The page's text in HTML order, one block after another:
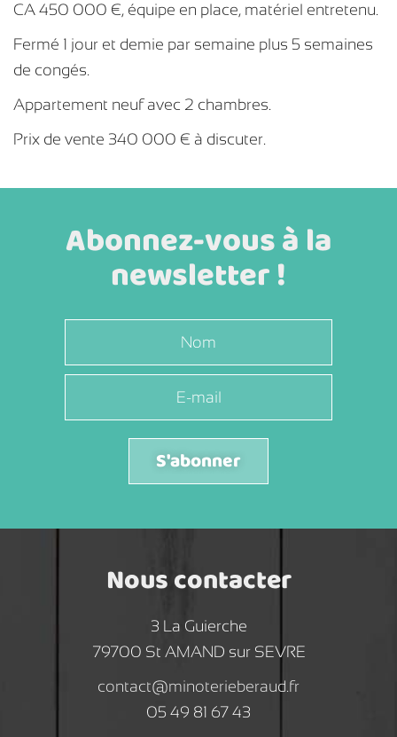
CA 450 000 €, équipe en place, matériel entretenu.
Fermé 1 jour et demie par semaine plus 5 semaines
de congés.
Appartement neuf avec 2 chambres.
Prix de vente 340 000 € à discuter.
Abonnez-vous à la
newsletter !
S'abonner
Nous contacter
3 La Guierche
79700 St AMAND sur SEVRE
contact@minoterieberaud.fr
05 49 81 67 43